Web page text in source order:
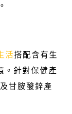
活搭配含有生
。針對保健產
甘胺酸鋅產